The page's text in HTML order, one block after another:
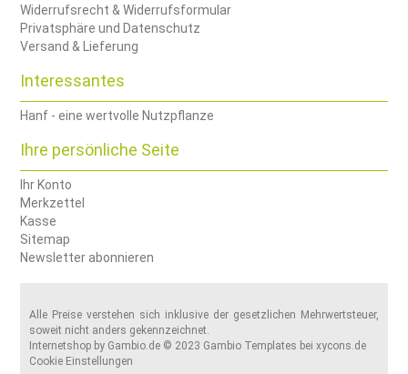
Widerrufsrecht & Widerrufsformular
Privatsphäre und Datenschutz
Versand & Lieferung
Interessantes
Hanf - eine wertvolle Nutzpflanze
Ihre persönliche Seite
Ihr Konto
Merkzettel
Kasse
Sitemap
Newsletter abonnieren
Alle Preise verstehen sich inklusive der gesetzlichen Mehrwertsteuer,
soweit nicht anders gekennzeichnet.
Internetshop by Gambio.de © 2023 Gambio Templates beixycons.de
Cookie Einstellungen